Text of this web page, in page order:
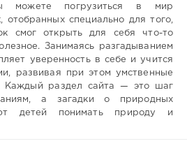
погрузиться в мир
отобранных специально для того,
смог открыть для себя что-то
Занимаясь разгадыванием
уверенность в себе и учится
развивая при этом умственные
Каждый раздел сайта — это шаг
а загадки о природных
детей понимать природу и